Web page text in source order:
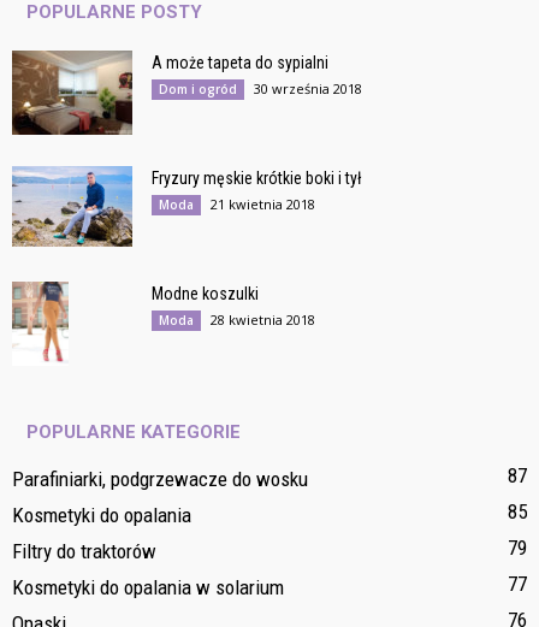
POPULARNE POSTY
A może tapeta do sypialni
Dom i ogród 30 września 2018
Fryzury męskie krótkie boki i tył
Moda 21 kwietnia 2018
Modne koszulki
Moda 28 kwietnia 2018
POPULARNE KATEGORIE
Parafiniarki, podgrzewacze do wosku
87
Kosmetyki do opalania
85
Filtry do traktorów
79
Kosmetyki do opalania w solarium
77
76